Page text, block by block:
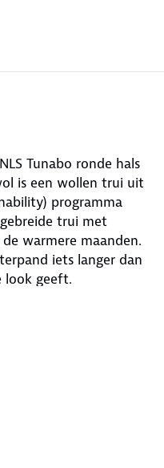
Tunabo ronde hals
is een wollen trui uit
programma
trui met
warmere maanden.
iets langer dan
look geeft.
van een complex
natuurlijke kleuren
van
Dit authentieke
van de